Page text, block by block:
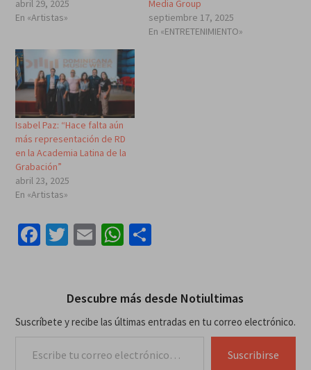
abril 29, 2025
En «Artistas»
Media Group
septiembre 17, 2025
En «ENTRETENIMIENTO»
Isabel Paz: “Hace falta aún
más representación de RD
en la Academia Latina de la
Grabación”
abril 23, 2025
En «Artistas»
Facebook
Twitter
EmailWhatsApp
Compartir
Descubre más desde Notiultimas
Suscríbete y recibe las últimas entradas en tu correo electrónico.
Suscribirse